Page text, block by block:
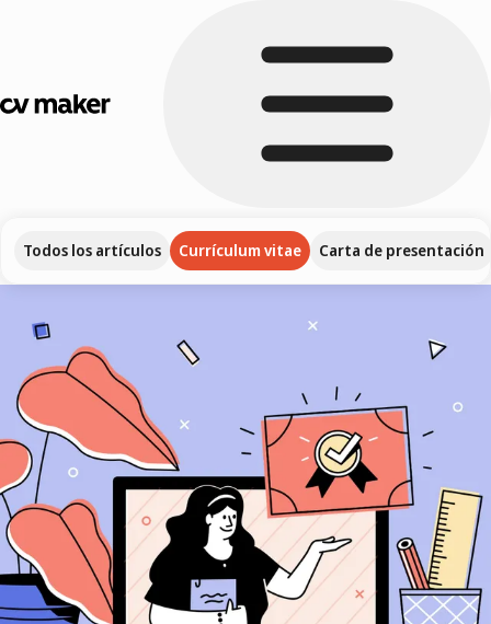
Todos los artículos Currículum vitae Carta de presentación